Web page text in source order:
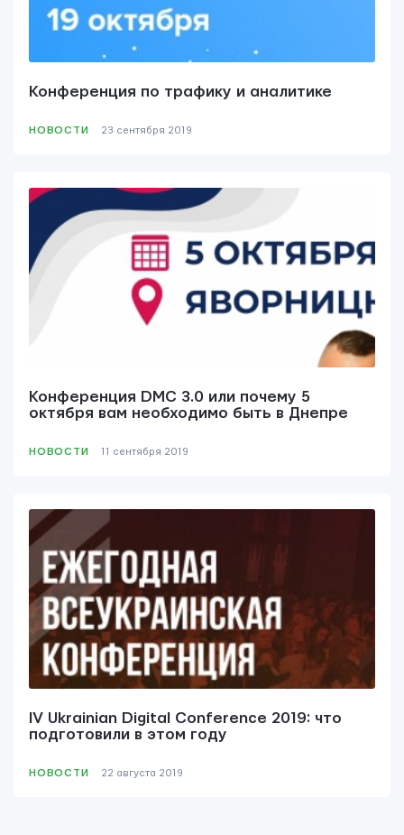
Конференция по трафику и аналитике
НОВОСТИ 23 сентября 2019
Конференция DMC 3.0 или почему 5
октября вам необходимо быть в Днепре
НОВОСТИ 11 сентября 2019
IV Ukrainian Digital Conference 2019: что
подготовили в этом году
НОВОСТИ 22 августа 2019